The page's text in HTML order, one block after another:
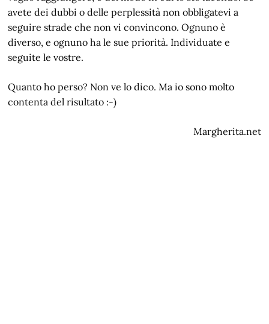
avete dei dubbi o delle perplessità non obbligatevi a
seguire strade che non vi convincono. Ognuno è
diverso, e ognuno ha le sue priorità. Individuate e
seguite le vostre.
Quanto ho perso? Non ve lo dico. Ma io sono molto
contenta del risultato :-)
Margherita.net